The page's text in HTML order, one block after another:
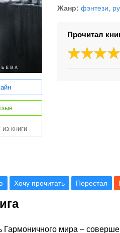
книги
Жанр: фэнтези
Прочитал
Хочу прочитать Перестал
Гармоничного мира –